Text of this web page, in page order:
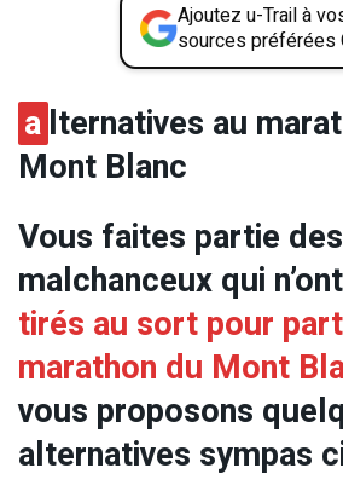
Ajoutez u-Trail à
sources préférées
a lternatives au
Mont Blanc
Vous faites partie des
malchanceux qui
tirés au sort pour
marathon du Mont
vous proposons
alternatives sympas